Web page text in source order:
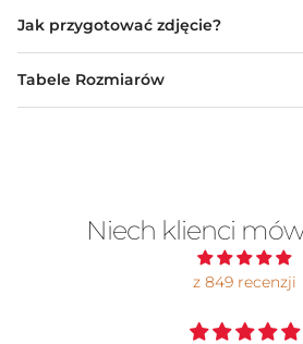
Jak przygotować zdjęcie?
Tabele Rozmiarów
Niech klienci
z 849 recenzji